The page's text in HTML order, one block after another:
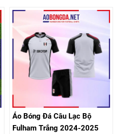
Áo Bóng Đá Câu Lạc Bộ
Fulham Trắng 2024-2025